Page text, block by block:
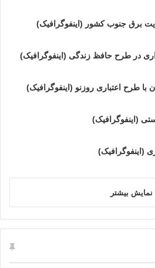
برق جنوب کشور (اینفوگرافیک)
در طرح حافظ زندگی (اینفوگرافیک)
طرح اعتباری روزنو (اینفوگرافیک)
(اینفوگرافیک)
نمایش بیشتر